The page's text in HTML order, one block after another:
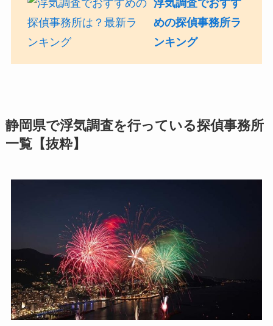
浮気調査でおすす
めの探偵事務所ラ
ンキング
静岡県で浮気調査を行っている探偵事務所
一覧【抜粋】